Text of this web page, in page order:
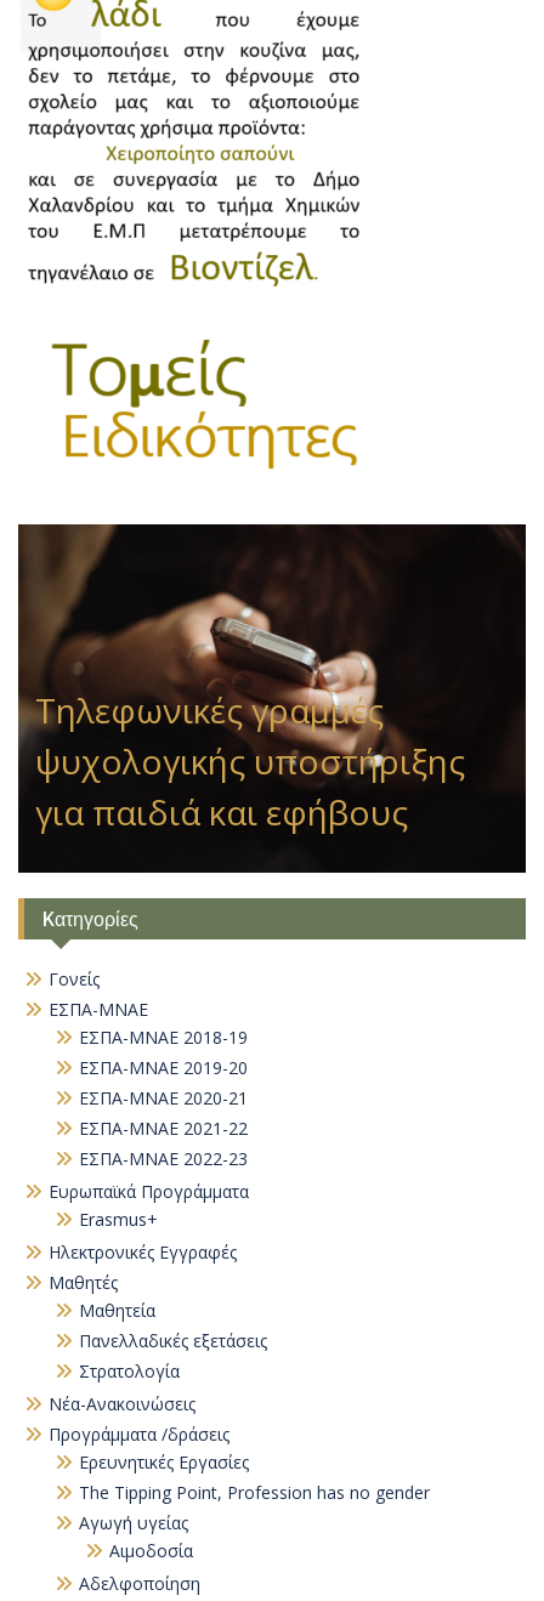
Τηλεφωνικές γραμμές
ψυχολογικής υποστήριξης
για παιδιά και εφήβους
Kατηγορίες
Γονείς
ΕΣΠΑ-ΜΝΑΕ
ΕΣΠΑ-ΜΝΑΕ 2018-19
ΕΣΠΑ-ΜΝΑΕ 2019-20
ΕΣΠΑ-ΜΝΑΕ 2020-21
ΕΣΠΑ-ΜΝΑΕ 2021-22
ΕΣΠΑ-ΜΝΑΕ 2022-23
Ευρωπαϊκά Προγράμματα
Erasmus+
Ηλεκτρονικές Εγγραφές
Μαθητές
Μαθητεία
Πανελλαδικές εξετάσεις
Στρατολογία
Νέα-Ανακοινώσεις
Προγράμματα /δράσεις
Eρευνητικές Εργασίες
The Tipping Point, Profession has no gender
Αγωγή υγείας
Αιμοδοσία
Αδελφοποίηση